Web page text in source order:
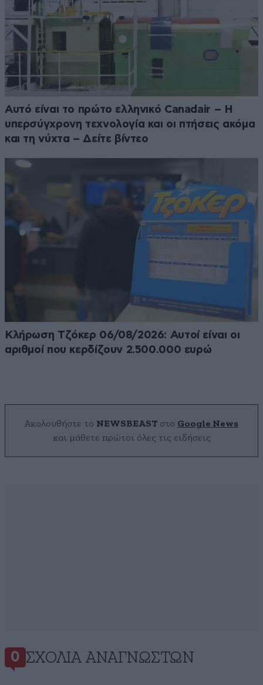
Αυτό είναι το πρώτο ελληνικό Canadair – Η
υπερσύγχρονη τεχνολογία και οι πτήσεις ακόμα
και τη νύχτα – Δείτε βίντεο
Κλήρωση Τζόκερ 06/08/2026: Αυτοί είναι οι
αριθμοί που κερδίζουν 2.500.000 ευρώ
Ακολουθήστε το NEWSBEAST στο Google News
και μάθετε πρώτοι όλες τις ειδήσεις
0 ΣΧΌΛΙΑ ΑΝΑΓΝΩΣΤΏΝ